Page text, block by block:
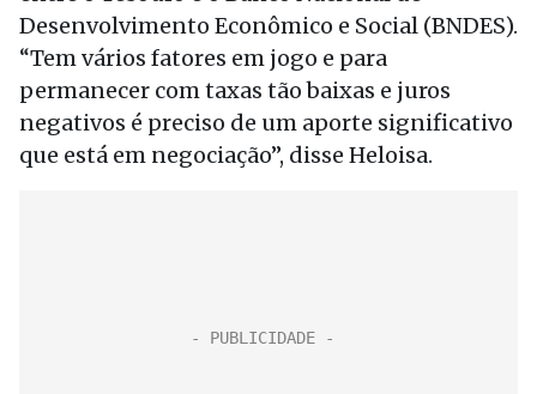
Desenvolvimento Econômico e Social (BNDES).
“Tem vários fatores em jogo e para
permanecer com taxas tão baixas e juros
negativos é preciso de um aporte significativo
que está em negociação”, disse Heloisa.